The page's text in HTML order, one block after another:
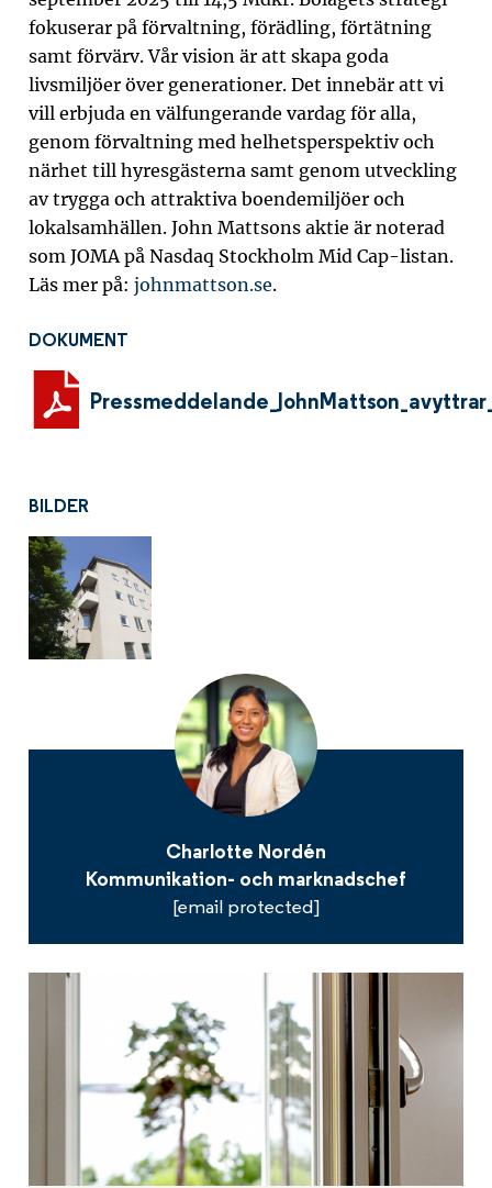
fokuserar på förvaltning, förädling, förtätning
samt förvärv.Vår vision är att skapa goda
livsmiljöer över generationer. Det innebär att vi
vill erbjuda en välfungerande vardag för alla,
genom förvaltning med helhetsperspektiv och
närhet till hyresgästerna samt genom utveckling
av trygga och attraktiva boendemiljöer och
lokalsamhällen. John Mattsons aktie är noterad
som JOMA på Nasdaq Stockholm Mid Cap-listan.
Läs mer på: johnmattson.se.
DOKUMENT
BILDER
Charlotte Nordén
Kommunikation- och marknadschef
[email protected]